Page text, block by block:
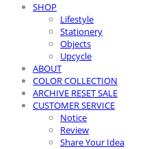
SHOP
Lifestyle
Stationery
Objects
Upcycle
ABOUT
COLOR COLLECTION
ARCHIVE RESET SALE
CUSTOMER SERVICE
Notice
Review
Share Your Idea